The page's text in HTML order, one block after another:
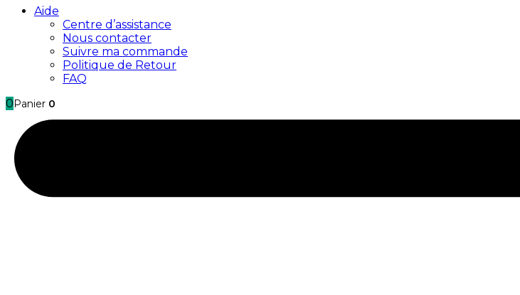
Aide
Centre d’assistance
Nous contacter
Suivre ma commande
Politique de Retour
FAQ
0 Panier 0